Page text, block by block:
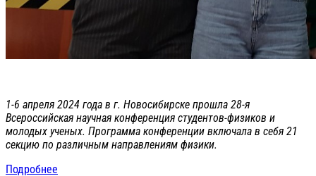
1-6 апреля 2024 года в г. Новосибирске прошла 28-я
Всероссийская научная конференция студентов-физиков и
молодых ученых. Программа конференции включала в себя 21
секцию по различным направлениям физики.
Подробнее